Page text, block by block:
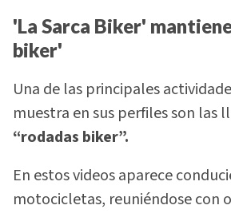
'La Sarca Biker'
biker'
Una de las principales
muestra en sus perfiles son las
“rodadas biker”.
En estos videos aparece
motocicletas, reuniéndose con